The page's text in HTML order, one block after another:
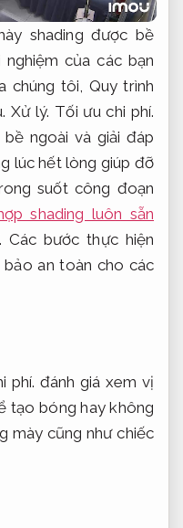
shading được bề
của các bạn
chúng tôi, Quy trình
Xử lý. Tối ưu chi phí.
ngoài và giải đáp
lúc hết lòng giúp đỡ
suốt công đoạn
shading luôn sẵn
Các bước thực hiện
an toàn cho các
phí. đánh giá xem vị
tạo bóng hay không
mày cũng như chiếc